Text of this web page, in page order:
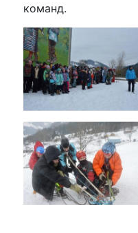
команд.